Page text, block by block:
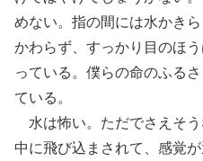
めない。指の間には水かき
かわらず、すっかり目のほ
っている。僕らの命のふる
ている。
水は怖い。ただでさえそ
中に飛び込まされて、感覚